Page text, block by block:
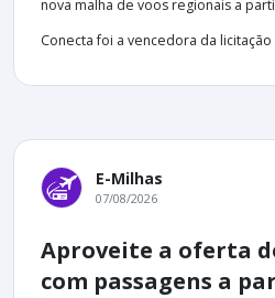
nova malha de voos regionais a
Conecta foi a vencedora da
E-Milhas
07/08/2026
Aproveite a oferta
com passagens a